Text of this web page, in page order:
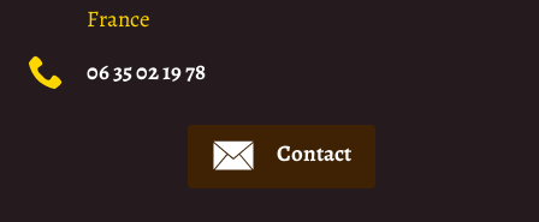
France
06 35 02 19 78
Contact